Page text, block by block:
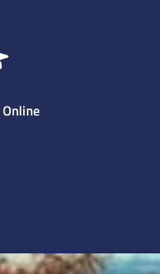
Online